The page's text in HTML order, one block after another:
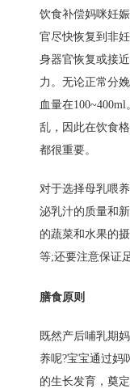
饮食补偿妈咪妊
官尽快恢复到非
身器官恢复或接
力。无论正常分
血量在
乱，因此在饮食
都很重要。
对于选择母乳喂
泌乳汁的质量和
的蔬菜和水果的
等;还要注意保证
膳食原则
既然产后哺乳期
养呢?宝宝通过妈
的生长发育，奠